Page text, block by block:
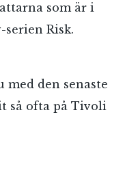
som är i
Risk.
med den senaste
så ofta på Tivoli